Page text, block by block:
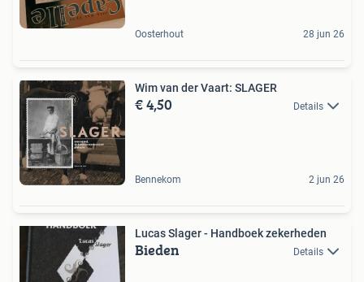
Oosterhout 28 jun 26
Wim van der Vaart: SLAGER
€ 4,50 Details
Bennekom 2 jun 26
Lucas Slager - Handboek zekerheden
Bieden Details